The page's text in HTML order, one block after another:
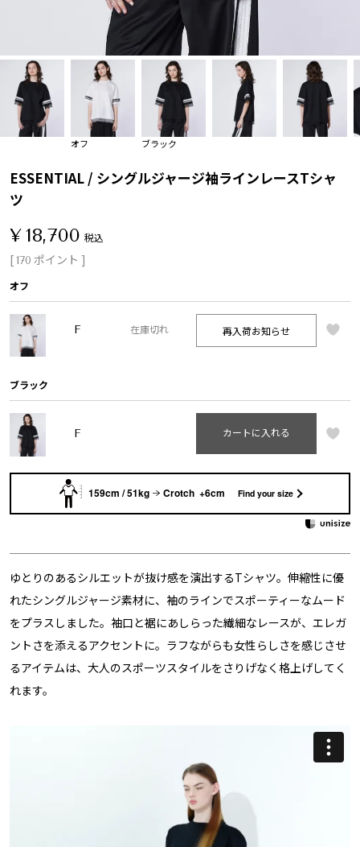
オフ ブラック
ESSENTIAL / シングルジャージ袖ラインレースTシャ
ツ
¥18,700 税込
[170 ポイント ]
オフ
F 在庫切れ 再入荷お知らせ
ブラック
F カートに入れる
159cm / 51kg Crotch +6cm Find your size
ゆとりのあるシルエットが抜け感を演出するTシャツ。伸縮性に優
れたシングルジャージ素材に、袖のラインでスポーティーなムード
をプラスしました。袖口と裾にあしらった繊細なレースが、エレガ
ントさを添えるアクセントに。ラフながらも女性らしさを感じさせ
るアイテムは、大人のスポーツスタイルをさりげなく格上げしてく
れます。